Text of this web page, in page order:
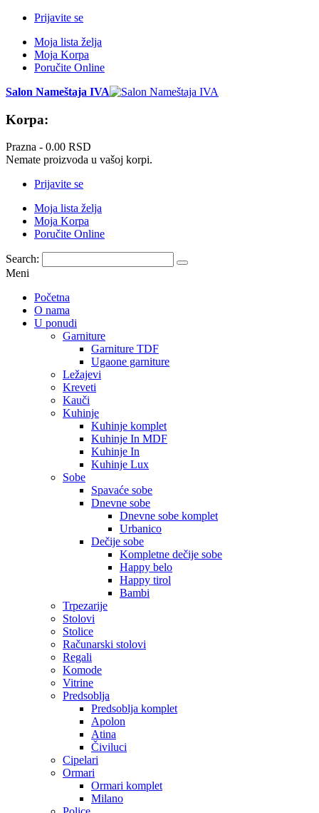
Prijavite se
Moja lista želja
Moja Korpa
Poručite Online
Salon Nameštaja IVA
Korpa:
Prazna - 0.00 RSD
Nemate proizvoda u vašoj korpi.
Prijavite se
Moja lista želja
Moja Korpa
Poručite Online
Search:
Meni
Početna
O nama
U ponudi
Garniture
Garniture TDF
Ugaone garniture
Ležajevi
Kreveti
Kauči
Kuhinje
Kuhinje komplet
Kuhinje In MDF
Kuhinje In
Kuhinje Lux
Sobe
Spavaće sobe
Dnevne sobe
Dnevne sobe komplet
Urbanico
Dečije sobe
Kompletne dečije sobe
Happy belo
Happy tirol
Bambi
Trpezarije
Stolovi
Stolice
Računarski stolovi
Regali
Komode
Vitrine
Predsoblja
Predsoblja komplet
Apolon
Atina
Čiviluci
Cipelari
Ormari
Ormari komplet
Milano